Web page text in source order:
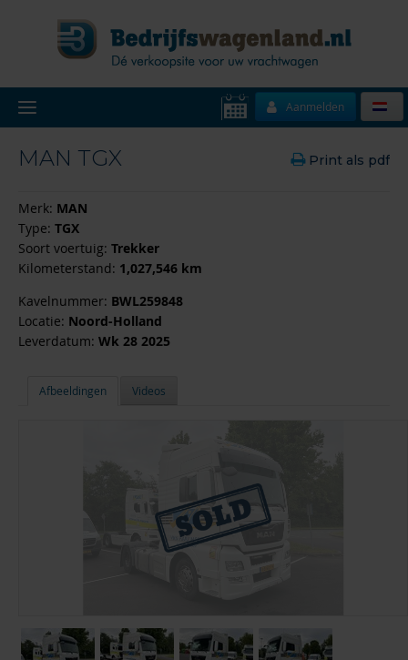
Aanmelden
MAN TGX Print als pdf
Merk: MAN
Type: TGX
Soort voertuig: Trekker
Kilometerstand: 1,027,546 km
Kavelnummer: BWL259848
Locatie: Noord-Holland
Leverdatum: Wk 28 2025
Afbeeldingen Videos